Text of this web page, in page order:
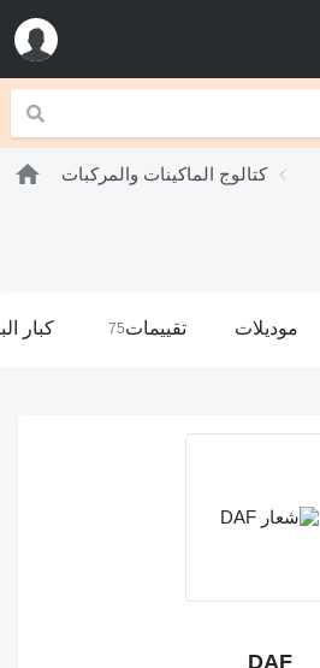
كتالوج الماكينات والمركبات
موديلات تقييمات75 كبار
DAF